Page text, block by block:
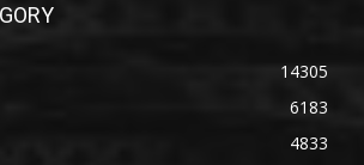
14305
6183
4833